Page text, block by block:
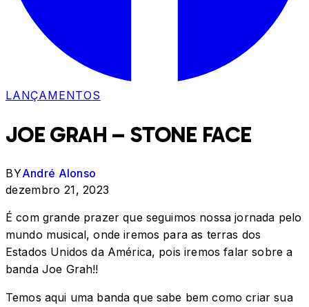
LANÇAMENTOS
JOE GRAH – STONE FACE
BYAndré Alonso
dezembro 21, 2023
É com grande prazer que seguimos nossa jornada pelo
mundo musical, onde iremos para as terras dos
Estados Unidos da América, pois iremos falar sobre a
banda Joe Grah!!
Temos aqui uma banda que sabe bem como criar sua